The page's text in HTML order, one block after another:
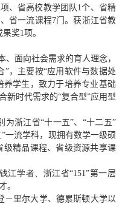
项、省高校教学团队1个、省精
省一流课程7门。获浙江省教
奖1项。
、面向社会需求的育人理念，
”，主要按“应用软件与数据处
养学生，致力于培养专业基础
新时代需求的“复合型”应用型
为浙江省“十一五”、“十二五”
一流学科，现拥有数学一级硕
精品课程、省级资源共享课
江学者、浙江省“151”第一层
。
－里尔大学、德累斯顿大学以